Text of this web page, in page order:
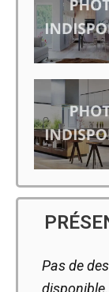
Pas de
disponible.